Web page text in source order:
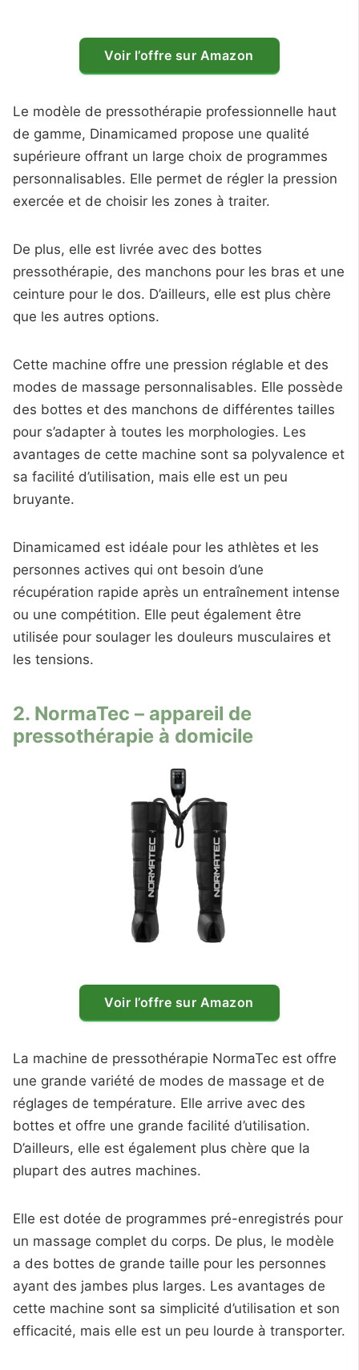
Voir l’offre sur Amazon
Le modèle de pressothérapie professionnelle haut
de gamme, Dinamicamed propose une qualité
supérieure offrant un large choix de programmes
personnalisables. Elle permet de régler la pression
exercée et de choisir les zones à traiter.
De plus, elle est livrée avec des bottes
pressothérapie, des manchons pour les bras et une
ceinture pour le dos. D’ailleurs, elle est plus chère
que les autres options.
Cette machine offre une pression réglable et des
modes de massage personnalisables. Elle possède
des bottes et des manchons de différentes tailles
pour s’adapter à toutes les morphologies. Les
avantages de cette machine sont sa polyvalence et
sa facilité d’utilisation, mais elle est un peu
bruyante.
Dinamicamed est idéale pour les athlètes et les
personnes actives qui ont besoin d’une
récupération rapide après un entraînement intense
ou une compétition. Elle peut également être
utilisée pour soulager les douleurs musculaires et
les tensions.
2. NormaTec – appareil de
pressothérapie à domicile
Voir l’offre sur Amazon
La machine de pressothérapie NormaTec est offre
une grande variété de modes de massage et de
réglages de température. Elle arrive avec des
bottes et offre une grande facilité d’utilisation.
D’ailleurs, elle est également plus chère que la
plupart des autres machines.
Elle est dotée de programmes pré-enregistrés pour
un massage complet du corps. De plus, le modèle
a des bottes de grande taille pour les personnes
ayant des jambes plus larges. Les avantages de
cette machine sont sa simplicité d’utilisation et son
efficacité, mais elle est un peu lourde à transporter.